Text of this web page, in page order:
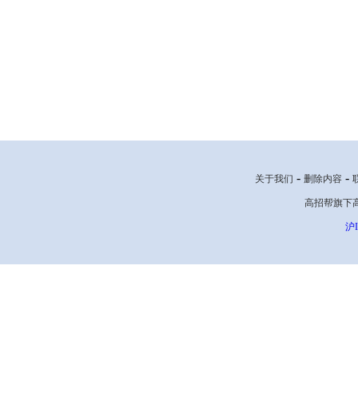
关于我们 -删除内容 -
高招帮旗下
沪